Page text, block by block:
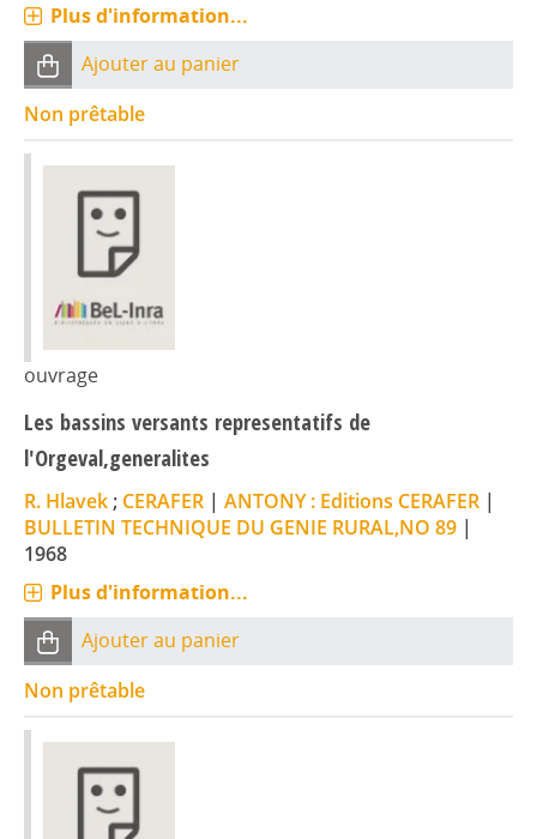
Plus d'information...
Ajouter au panier
Non prêtable
ouvrage
Les bassins versants representatifs de
l'Orgeval,generalites
R. Hlavek ; CERAFER | ANTONY : Editions CERAFER |
BULLETIN TECHNIQUE DU GENIE RURAL,NO 89 |
1968
Plus d'information...
Ajouter au panier
Non prêtable